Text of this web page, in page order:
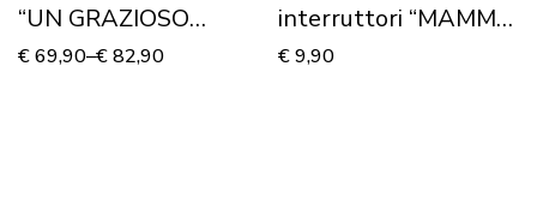
“UN GRAZIOSO
GATTINO”
€69,90–€82,90
interruttori “MAMMA
GATTA CON
€9,90